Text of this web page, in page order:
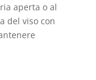
aperta o al
del viso con